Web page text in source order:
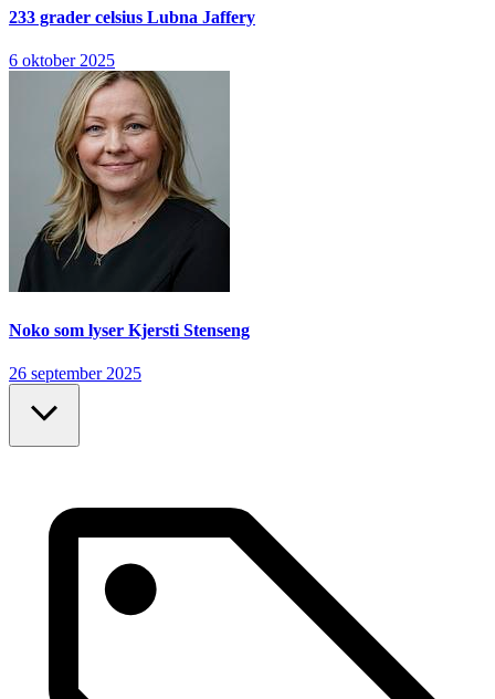
233 grader celsius Lubna Jaffery
6 oktober 2025
Noko som lyser Kjersti Stenseng
26 september 2025